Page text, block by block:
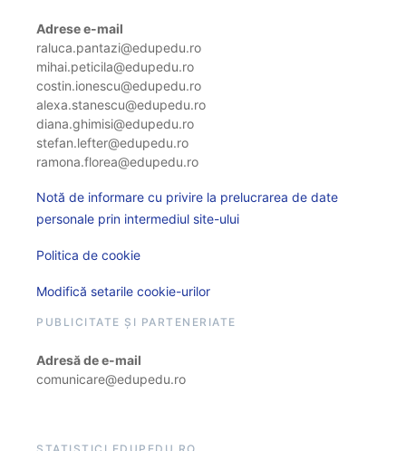
Adrese e-mail
raluca.pantazi@edupedu.ro
mihai.peticila@edupedu.ro
costin.ionescu@edupedu.ro
alexa.stanescu@edupedu.ro
diana.ghimisi@edupedu.ro
stefan.lefter@edupedu.ro
ramona.florea@edupedu.ro
Notă de informare cu privire la prelucrarea de date
personale prin intermediul site-ului
Politica de cookie
Modifică setarile cookie-urilor
PUBLICITATE ȘI PARTENERIATE
Adresă de e-mail
comunicare@edupedu.ro